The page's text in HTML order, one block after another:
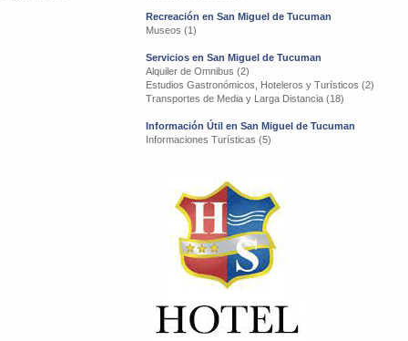
Recreación en San Miguel de Tucuman
Museos (1)
Servicios en San Miguel de Tucuman
Alquiler de Omnibus (2)
Estudios Gastronómicos, Hoteleros y Turísticos (2)
Transportes de Media y Larga Distancia (18)
Información Útil en San Miguel de Tucuman
Informaciones Turísticas (5)